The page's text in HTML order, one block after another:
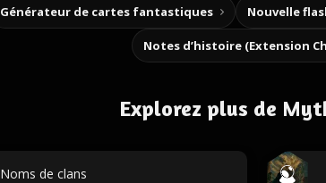
Générateur de cartes fantastiques Nouvelle
Explorez plus de
Noms de clans